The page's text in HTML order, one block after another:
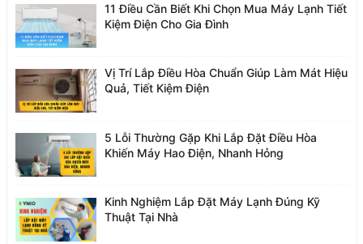
11 Điều Cần Biết Khi Chọn Mua Máy Lạnh Tiết
Kiệm Điện Cho Gia Đình
Vị Trí Lắp Điều Hòa Chuẩn Giúp Làm Mát Hiệu
Quả, Tiết Kiệm Điện
5 Lỗi Thường Gặp Khi Lắp Đặt Điều Hòa
Khiến Máy Hao Điện, Nhanh Hỏng
Kinh Nghiệm Lắp Đặt Máy Lạnh Đúng Kỹ
Thuật Tại Nhà